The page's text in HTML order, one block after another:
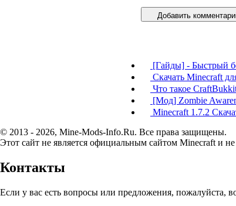
Добавить
[Гайды] - Быстрый
Скачать Minecraft
Что такое
[Мод] Zombie
Minecraft 1.7.2
© 2013 - 2026, Mine-Mods-Info.Ru. Все права защищены.
Этот сайт не является официальным сайтом Minecraft и
Контакты
Если у вас есть вопросы или предложения, пожалуйста,